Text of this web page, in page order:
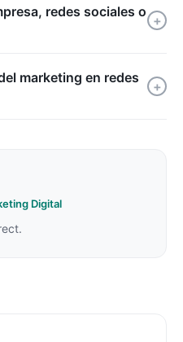
redes sociales o
+
marketing en redes
+
Digital